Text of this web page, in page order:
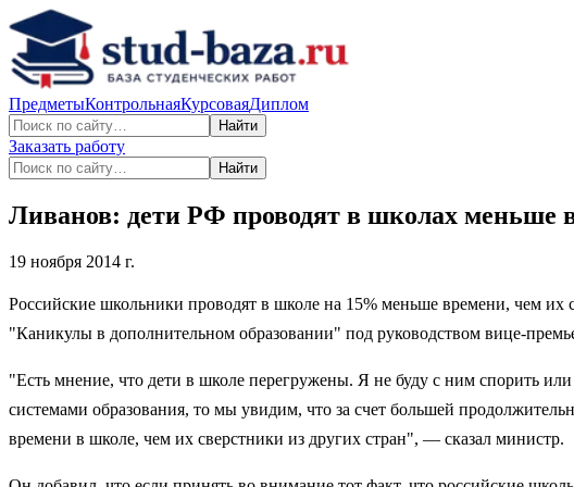
ПредметыКонтрольнаяКурсоваяДиплом
Найти
Заказать работу
Найти
Ливанов: дети РФ проводят в школах меньше
19 ноября 2014 г.
Российские школьники проводят в школе на 15% меньше времени, чем
"Каникулы в дополнительном образовании" под руководством вице-
"Есть мнение, что дети в школе перегружены. Я не буду с ним спорить
системами образования, то мы увидим, что за счет большей
времени в школе, чем их сверстники из других стран", — сказал министр.